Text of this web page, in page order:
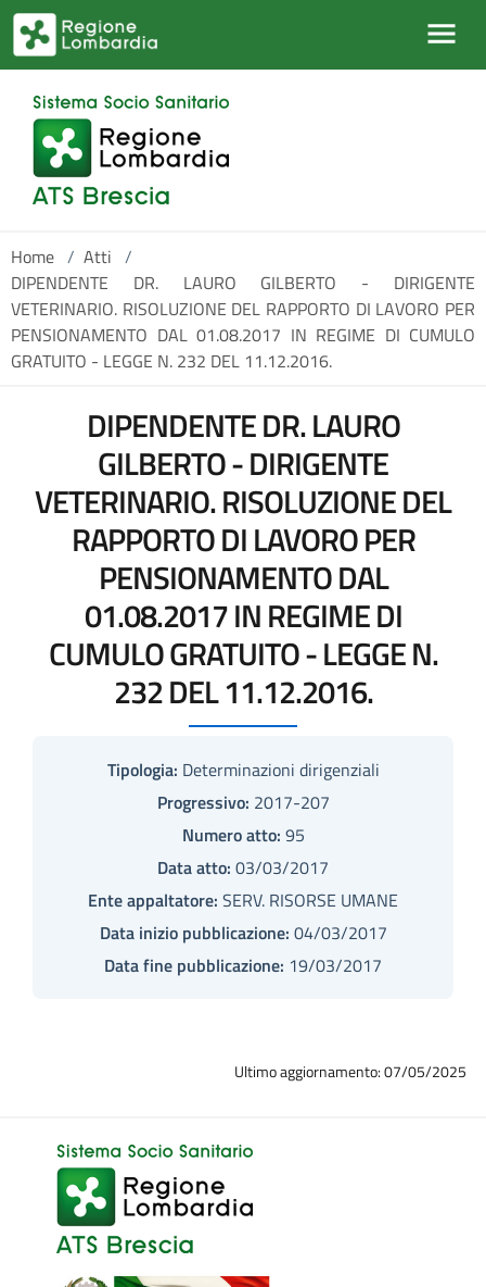
Salta al contenuto principale
Home / Atti /
DIPENDENTE DR. LAURO GILBERTO - DIRIGENTE
VETERINARIO. RISOLUZIONE DEL RAPPORTO DI LAVORO PER
PENSIONAMENTO DAL 01.08.2017 IN REGIME DI CUMULO
GRATUITO - LEGGE N. 232 DEL 11.12.2016.
DIPENDENTE DR. LAURO
GILBERTO - DIRIGENTE
VETERINARIO. RISOLUZIONE DEL
RAPPORTO DI LAVORO PER
PENSIONAMENTO DAL
01.08.2017 IN REGIME DI
CUMULO GRATUITO - LEGGE N.
232 DEL 11.12.2016.
Tipologia: Determinazioni dirigenziali
Progressivo: 2017-207
Numero atto: 95
Data atto: 03/03/2017
Ente appaltatore: SERV. RISORSE UMANE
Data inizio pubblicazione: 04/03/2017
Data fine pubblicazione: 19/03/2017
Ultimo aggiornamento: 07/05/2025